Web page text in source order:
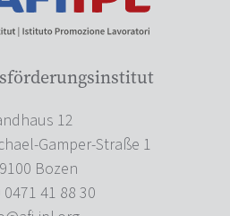
12
Gamper-Straße 1
Bozen
0471 41 88 30